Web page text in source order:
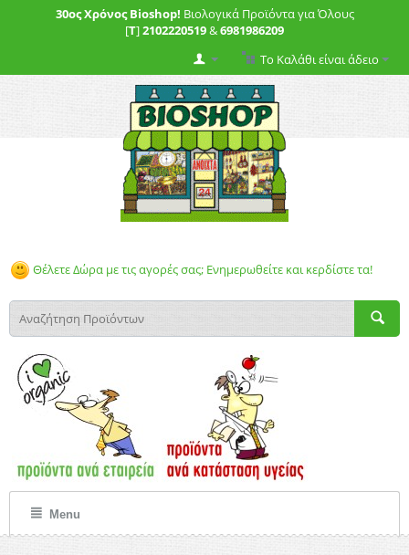
30ος Χρόνος Bioshop! Βιολογικά Προϊόντα για Όλους
[T]2102220519&6981986209
Το Καλάθι είναι άδειο
Θέλετε Δώρα με τις αγορές σας; Ενημερωθείτε και κερδίστε τα!
Menu